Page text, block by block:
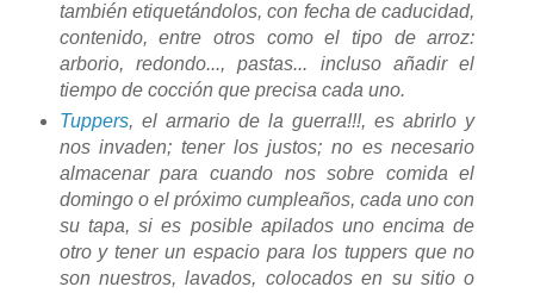
también etiquetándolos, con fecha de caducidad,
contenido, entre otros como el tipo de arroz:
arborio, redondo..., pastas... incluso añadir el
tiempo de cocción que precisa cada uno.
Tuppers, el armario de la guerra!!!, es abrirlo y
nos invaden; tener los justos; no es necesario
almacenar para cuando nos sobre comida el
domingo o el próximo cumpleaños, cada uno con
su tapa, si es posible apilados uno encima de
otro y tener un espacio para los tuppers que no
son nuestros, lavados, colocados en su sitio o